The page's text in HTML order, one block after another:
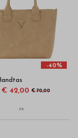
-40%
42,00 € 70,00
xx